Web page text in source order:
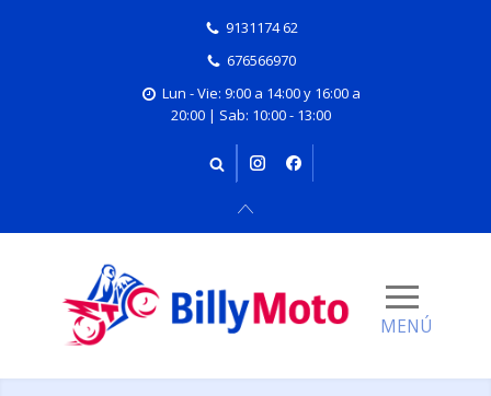
9131174 62
676566970
Lun - Vie: 9:00 a 14:00 y 16:00 a
20:00 | Sab: 10:00 - 13:00